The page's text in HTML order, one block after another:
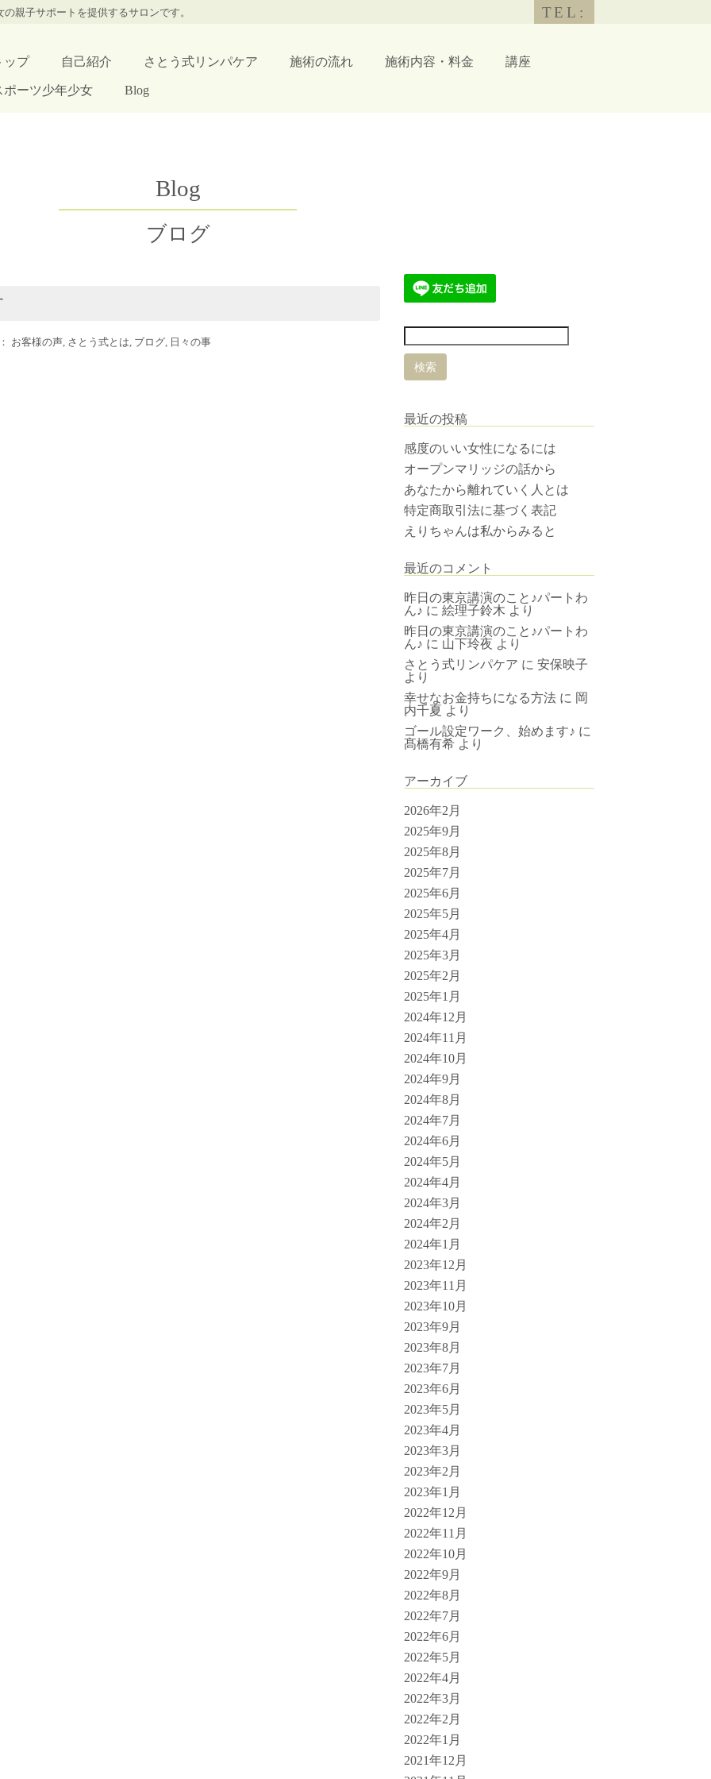
親子サポートを提供するサロンです。 TEL:
ップ 自己紹介 さとう式リンパケア 施術の流れ 施術内容・料金 講座
ポーツ少年少女 Blog
Blog
ブログ
お客様の声, さとう式とは, ブログ, 日々の事
最近の投稿
感度のいい女性になるには
オープンマリッジの話から
あなたから離れていく人とは
特定商取引法に基づく表記
えりちゃんは私からみると
最近のコメント
昨日の東京講演のこと♪パートわ
ん♪ に 絵理子鈴木 より
昨日の東京講演のこと♪パートわ
ん♪ に 山下玲夜 より
さとう式リンパケア に 安保映子
より
幸せなお金持ちになる方法 に 岡
内千夏 より
ゴール設定ワーク、始めます♪ に
髙橋有希 より
アーカイブ
2026年2月
2025年9月
2025年8月
2025年7月
2025年6月
2025年5月
2025年4月
2025年3月
2025年2月
2025年1月
2024年12月
2024年11月
2024年10月
2024年9月
2024年8月
2024年7月
2024年6月
2024年5月
2024年4月
2024年3月
2024年2月
2024年1月
2023年12月
2023年11月
2023年10月
2023年9月
2023年8月
2023年7月
2023年6月
2023年5月
2023年4月
2023年3月
2023年2月
2023年1月
2022年12月
2022年11月
2022年10月
2022年9月
2022年8月
2022年7月
2022年6月
2022年5月
2022年4月
2022年3月
2022年2月
2022年1月
2021年12月